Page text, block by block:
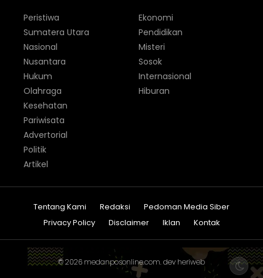
Peristiwa
Sumatera Utara
Nasional
Nusantara
Hukum
Olahraga
Ekonomi
Pendidikan
Misteri
Sosok
Internasional
Hiburan
Kesehatan
Pariwisata
Advertorial
Politik
Artikel
Tentang Kami Redaksi
Pedoman Media Siber
Privacy Policy
Disclaimer Iklan Kontak
© 2026 medanposonline.com. dev heriweb